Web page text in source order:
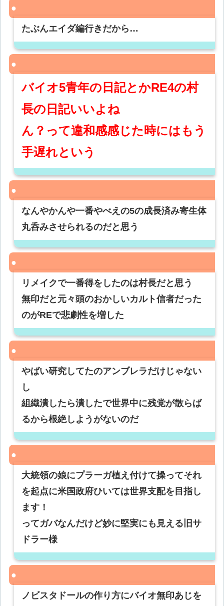
たぶんエイダ編行きだから…
バイオ5青年の日記とかRE4の村
長の日記いいよね
ん？って違和感感じた時にはもう
手遅れという
なんやかんや一番やべえの5の成長済み寄生体
丸呑みさせられるのだと思う
リメイクで一番得をしたのは村長だと思う
無印だと元々頭のおかしいカルト信者だった
のがREで悲劇性を増した
やばい研究してたのアンブレラだけじゃない
し
組織潰したら潰したで世界中に残党が散らば
るから根絶しようがないのだ
大統領の娘にプラーガ植え付けて操ってそれ
を起点に米国政府ひいては世界支配を目指し
ます！
ってガバなんだけど妙に堅実にも見える旧サ
ドラー様
ノビスタドールの作り方にバイオ無印あじを